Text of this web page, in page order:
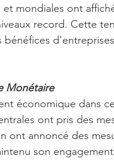
mondiales ont
record. Cette
Monétaire
économique dans
ont pris des
ont annoncé des
son